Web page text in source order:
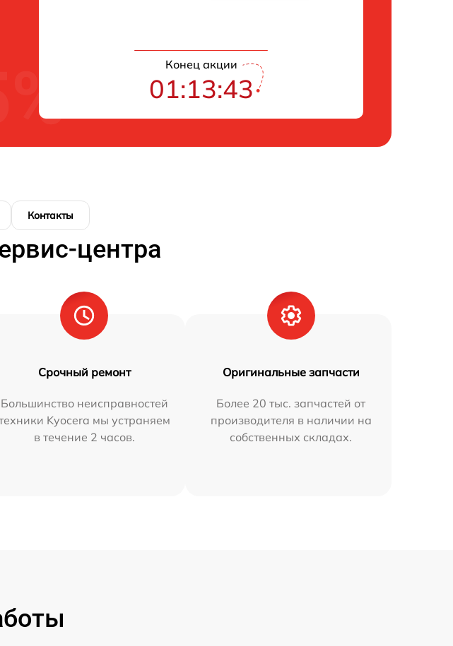
Конец акции
01:13:42
Контакты
центра
Срочный ремонт
Большинство неисправностей
Kyocera мы устраняем
в течение 2 часов.
Оригинальные запчасти
Более 20 тыс. запчастей от
производителя в наличии на
собственных складах.